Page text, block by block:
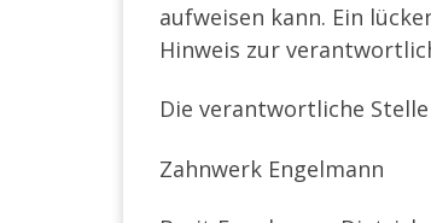
aufweisen kann. Ein
Hinweis zur
Die verantwortliche
Zahnwerk Engelmann